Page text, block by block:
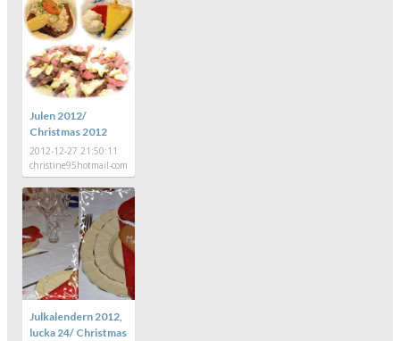
Julen 2012/
Christmas 2012
2012-12-27 21:50:11
christine95hotmail-com
Julkalendern 2012,
lucka 24/ Christmas